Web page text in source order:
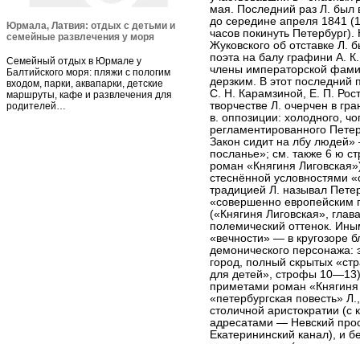
Юрмала, Латвия: отдых с детьми и
семейные развлечения у моря
Семейный отдых в Юрмале у
Балтийского моря: пляжи с пологим
входом, парки, аквапарки, детские
маршруты, кафе и развлечения для
родителей…
мая. Последний раз Л. был
до середине апреля 1841
часов покинуть
Жуковского об отставке Л.
поэта на балу графини А.
члены императорской
дерзким. В этот последний
С. Н. Карамзиной, Е. П.
творчестве Л. очерчен в
в. оппозиции: холодного,
регламентированного
Закон сидит на лбу
посланье»; см. также 6 ю
роман «Княгиня
стеснённой условностями
традицией Л. называл
«совершенно европейским
(«Княгиня Лиговская»,
полемический оттенок.
«вечности» — в кругозоре
демонического персонажа:
город, полный скрытых
для детей», строфы
приметами роман
«петербургская повесть»
столичной аристократии (с
адресатами — Невский
Екатерининский канал), и